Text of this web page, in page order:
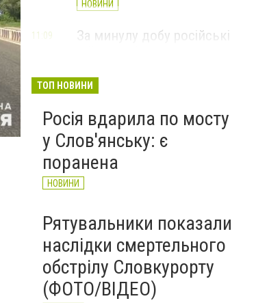
НОВИНИ
За минулу добу російські
великої війни: 6 серпня
11:09
ТОП НОВИНИ
Росія вдарила по мосту
у Слов'янську: є
поранена
НОВИНИ
Рятувальники показали
наслідки смертельного
обстрілу Словкурорту
(ФОТО/ВІДЕО)